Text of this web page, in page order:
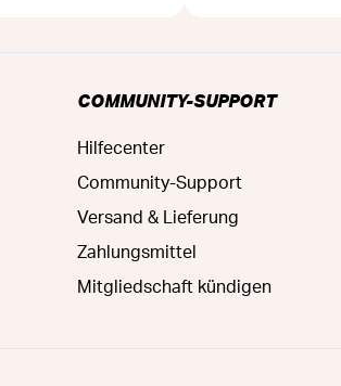
COMMUNITY-SUPPORT
Hilfecenter
Community-Support
Versand & Lieferung
Zahlungsmittel
Mitgliedschaft kündigen